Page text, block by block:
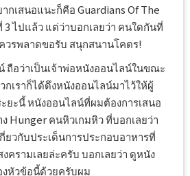
กเสนอแนะก็คือ Guardians Of The
3 ไปแล้ว แต่ว่าบอกเลยว่า คนใดกันที่
วรพลาดขอรับ สนุกสนานโคตร!
ถือว่าเป็นเจ้าพ่อหนังออนไลน์ในขณะ
กเราก็ได้ดึงหนังออนไลน์มาไว้ให้ผู้
ยะนี้ หนังออนไลน์ที่ผมต้องการเสนอ
Hunger คนหิวเกมหิว ที่บอกเลยว่า
ยวกับประเด็นการประกอบอาหารที่
ครามเลยล่ะครับ บอกเลยว่า ดูหนัง
งหัวข้อนี้ด้วยครับผม